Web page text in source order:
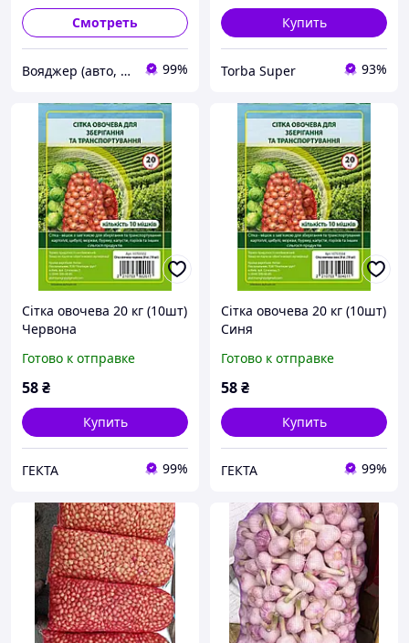
Смотреть
Вояджер (авто, туризм, спорт) 99%
Купить
Torba Super 93%
Сітка овочева 20 кг (10шт)
Червона
Готово к отправке
58₴
Купить
ГЕКТА 99%
Сітка овочева 20 кг (10шт)
Синя
Готово к отправке
58₴
Купить
ГЕКТА 99%